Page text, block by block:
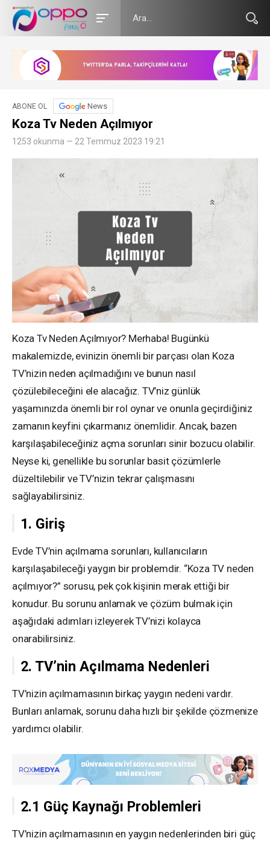
ABONE OL News
Koza Tv Neden Açılmıyor
1253 okunma — 22 Temmuz 2023 19:21
Koza Tv Neden Açılmıyor? Merhaba! Bugünkü
makalemizde, evinizin önemli bir parçası olan Koza
TV’nizin neden açılmadığını ve bunun nasıl
çözülebileceğini ele alacağız. TV’niz günlük
yaşamınızda önemli bir rol oynar ve onunla geçirdiğiniz
zamanın keyfini çıkarmanız önemlidir. Ancak, bazen
karşılaşabileceğiniz açma sorunları sinir bozucu olabilir.
Neyse ki, genellikle bu sorunlar basit çözümlerle
düzeltilebilir ve TV’nizin tekrar çalışmasını
sağlayabilirsiniz.
1. Giriş
Evde TV’nin açılmama sorunları, kullanıcıların
karşılaşabileceği yaygın bir problemdir. “Koza TV neden
açılmıyor?” sorusu, pek çok kişinin merak ettiği bir
konudur. Bu sorunu anlamak ve çözüm bulmak için
aşağıdaki adımları izleyerek TV’nizi kolayca
onarabilirsiniz.
2. TV’nin Açılmama Nedenleri
TV’nizin açılmamasının birkaç yaygın nedeni vardır.
Bunları anlamak, sorunu daha hızlı bir şekilde çözmenize
yardımcı olabilir.
2.1 Güç Kaynağı Problemleri
TV’nizin açılmamasının en yaygın nedenlerinden biri güç